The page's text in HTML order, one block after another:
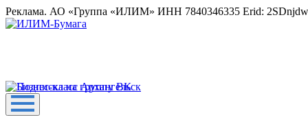
Реклама. АО «Группа «ИЛИМ» ИНН 7840346335 Erid: